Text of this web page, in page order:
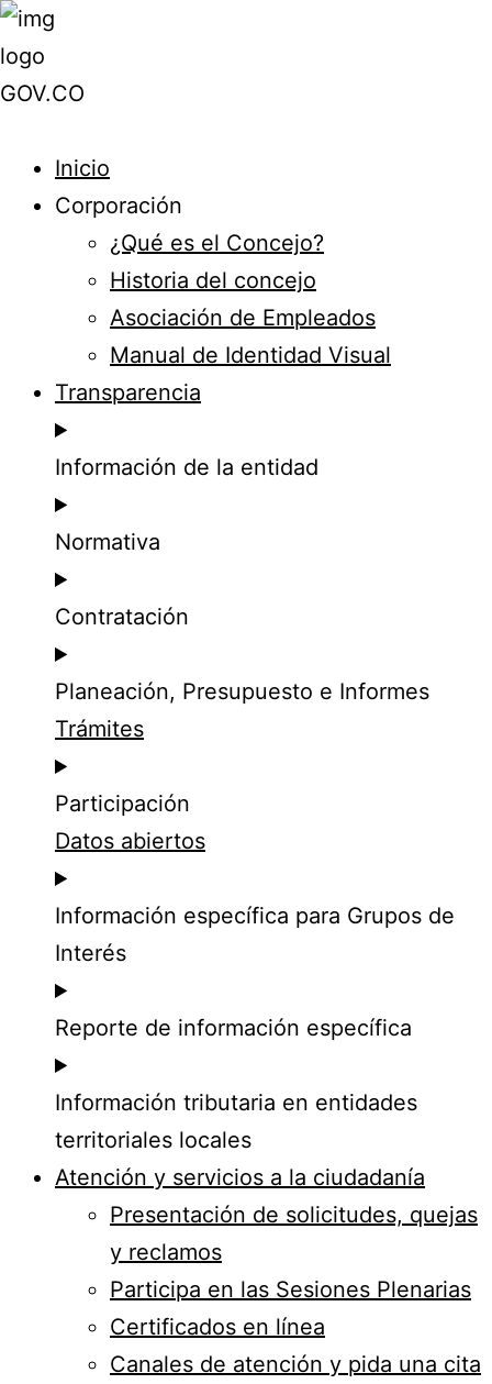
Inicio
Corporación
¿Qué es el Concejo?
Historia del concejo
Asociación de Empleados
Manual de Identidad Visual
Transparencia
Información de la entidad
Normativa
Contratación
Planeación, Presupuesto e Informes
Trámites
Participación
Datos abiertos
Información específica para Grupos de
Interés
Reporte de información específica
Información tributaria en entidades
territoriales locales
Atención y servicios a la ciudadanía
Presentación de solicitudes, quejas
y reclamos
Participa en las Sesiones Plenarias
Certificados en línea
Canales de atención y pida una cita